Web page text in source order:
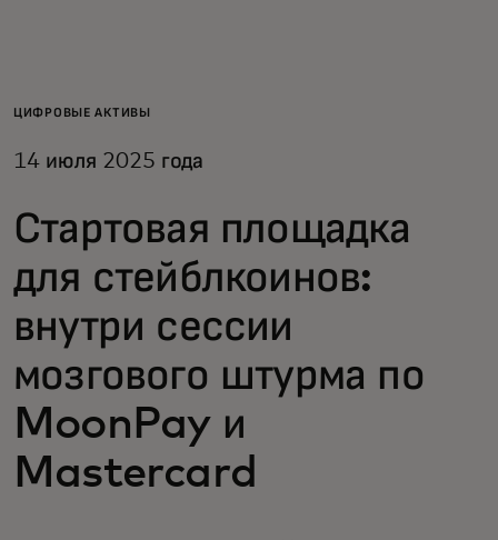
Для бизнеса
Для новаторов
Новости и тренды
ЦИФРОВЫЕ АКТИВЫ
14 июля 2025 года
Стартовая площадка
для стейблкоинов:
внутри сессии
мозгового штурма по
MoonPay и
Mastercard